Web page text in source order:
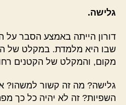
גלישה.
דורון הייתה באמצע הסבר
שבו היא מלמדת. במקלט של
מקום, והמקלט של הקטנים
גלישה? מה זה קשור למשהו?
השפיות? זה לא יהיה כל כך